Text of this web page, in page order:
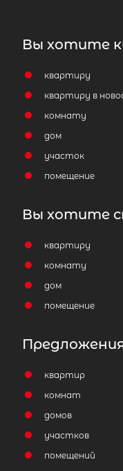
Вы хотите
квартиру
квартиру в
комнату
дом
участок
помещение
Вы хотите
квартиру
комнату
дом
помещение
квартир
комнат
домов
участков
помещений